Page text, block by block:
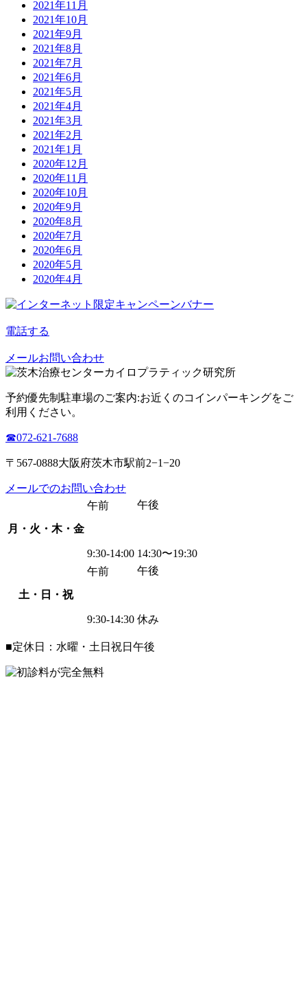
2021年11月
2021年10月
2021年9月
2021年8月
2021年7月
2021年6月
2021年5月
2021年4月
2021年3月
2021年2月
2021年1月
2020年12月
2020年11月
2020年10月
2020年9月
2020年8月
2020年7月
2020年6月
2020年5月
2020年4月
電話する
メールお問い合わせ
予約優先制 駐車場のご案内:お近くのコインパーキングをご
利用ください。
☎︎072-621-7688
〒567-0888大阪府茨木市駅前2−1−20
メールでのお問い合わせ
月・火・木・金
午前
9:30-14:00
午後
14:30〜19:30
土・日・祝
午前
9:30-14:30
午後
休み
■定休日：水曜・土日祝日午後